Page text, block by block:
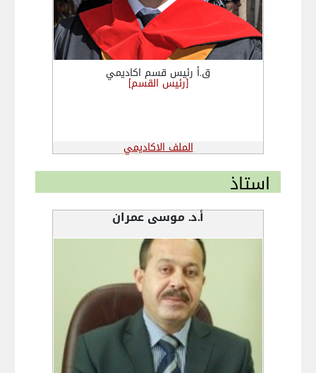
ق.أ رئيس قسم اكاديمي
[رئيس القسم]
الملف الاكاديمي
استاذ
أ.د. موسى عمران